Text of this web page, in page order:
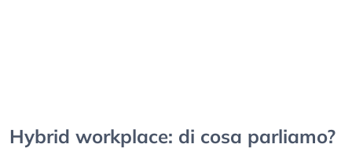
Hybrid workplace: di cosa parliamo?